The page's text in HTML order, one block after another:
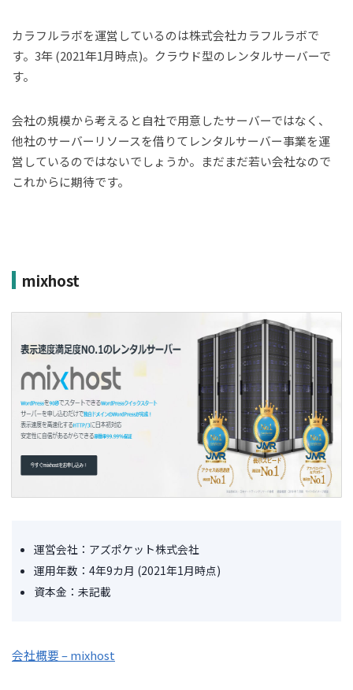
カラフルラボを運営しているのは株式会社カラフルラボで
す。3年 (2021年1月時点)。クラウド型のレンタルサーバーで
す。
会社の規模から考えると自社で用意したサーバーではなく、
他社のサーバーリソースを借りてレンタルサーバー事業を運
営しているのではないでしょうか。まだまだ若い会社なので
これからに期待です。
mixhost
運営会社：アズポケット株式会社
運用年数：4年9カ月 (2021年1月時点)
資本金：未記載
会社概要 – mixhost